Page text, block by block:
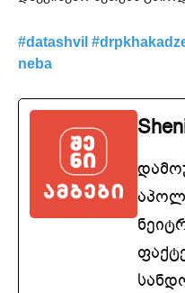
#datashvil
neba